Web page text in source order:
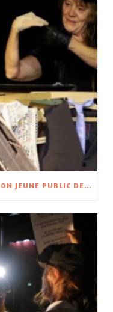
WAGONNET D’HISTOIRES – VERSION JEUNE PUBLIC DE WAGON D’HISTOIRES – À PARTIR DE 5 ANS